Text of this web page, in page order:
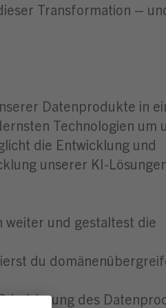
Transformation –
Datenprodukte in
Technologien um
die Entwicklung und
unserer KI-
und gestaltest die
du
des